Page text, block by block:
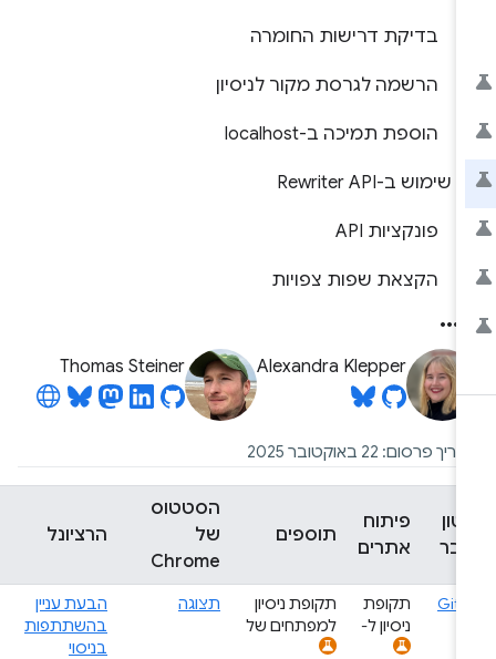
בדיקת דרישות החומרה
הרשמה לגרסת מקור לניסיון
הוספת תמיכה ב-localhost
שימוש ב-Rewriter API
פונקציות API
הקצאת שפות צפויות
Alexandra Klepper
Thomas Steiner
פרסום: 22 באוקטובר 2025
פיתוח
אתרים
תוספים
הסטטוס
Chrome
הרציונל
תקופת
ניסיון ל-
תקופת ניסיון
למפתחים של
תצוגה
הבעת עניין
בהשתתפות
בניסוי